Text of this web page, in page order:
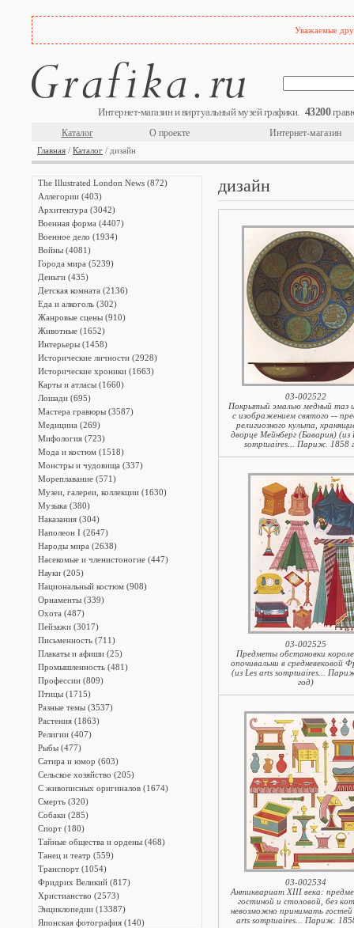
Уважаемые
Интернет-магазин и виртуальный музей графики. 43200
Каталог О проекте Интернет-магазин
Главная / Каталог / дизайн
The Illustrated London News (872)
Аллегории (403)
Архитектура (3042)
Военная форма (4407)
Военное дело (1934)
Войны (4081)
Города мира (5239)
Деньги (435)
Детская комната (2136)
Еда и алкоголь (302)
Жанровые сцены (910)
Животные (1652)
Интерьеры (1458)
Исторические личности (2928)
Исторические хроники (1663)
Карты и атласы (1660)
Лошади (695)
Мастера гравюры (3587)
Медицина (269)
Мифология (723)
Мода и костюм (1518)
Монстры и чудовища (337)
Мореплавание (571)
Музеи, галереи, коллекции (1630)
Музыка (380)
Наказания (304)
Наполеон I (2647)
Народы мира (2638)
Насекомые и членистоногие (447)
Науки (205)
Национальный костюм (908)
Орнаменты (339)
Охота (487)
Пейзажи (3017)
Письменность (711)
Плакаты и афиши (25)
Промышленность (481)
Профессии (809)
Птицы (1715)
Разные темы (3537)
Растения (1863)
Религии (407)
Рыбы (477)
Сатира и юмор (603)
Сельское хозяйство (205)
С живописных оригиналов (1674)
Смерть (320)
Собаки (285)
Спорт (180)
Тайные общества и ордены (468)
Танец и театр (559)
Транспорт (1054)
Фридрих Великий (817)
Христианство (2573)
Энциклопедии (13387)
Японская фотография (140)
дизайн
03-002522
Покрытый эмалью медный таз
с изображением святого --
религиозного культа,
дворце Мейнберг (Бавария) (из
somptuaires... Париж. 1858
03-002525
Предметы обстановки
опочивальни в средневековой
(из Les arts somptuaires...
год)
03-002534
Антиквариат XIII века:
гостиной и столовой, без
невозможно принимать гостей
arts somptuaires... Париж.